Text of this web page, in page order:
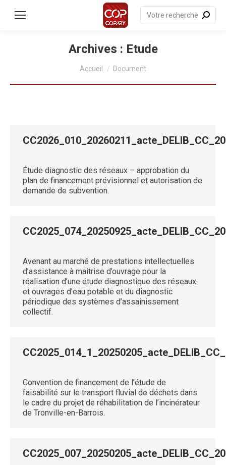
principal
Recherche
:
Archives : Etude
Accueil Document
Étude diagnostic des réseaux – approbation du
plan de financement prévisionnel et autorisation de
demande de subvention.
Avenant au marché de prestations intellectuelles
d’assistance à maitrise d’ouvrage pour la
réalisation d’une étude diagnostique des réseaux
et ouvrages d’eau potable et du diagnostic
périodique des systèmes d’assainissement
collectif.
Convention de financement de l’étude de
faisabilité sur le transport fluvial de déchets dans
le cadre du projet de réhabilitation de l’incinérateur
de Tronville-en-Barrois.